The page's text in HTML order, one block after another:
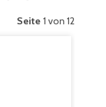
Seite 1 von 12